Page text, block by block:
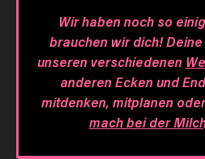
Wir haben noch so
brauchen wir dich!
unseren verschiedenen
anderen Ecken und
mitdenken, mitplanen
mach bei der